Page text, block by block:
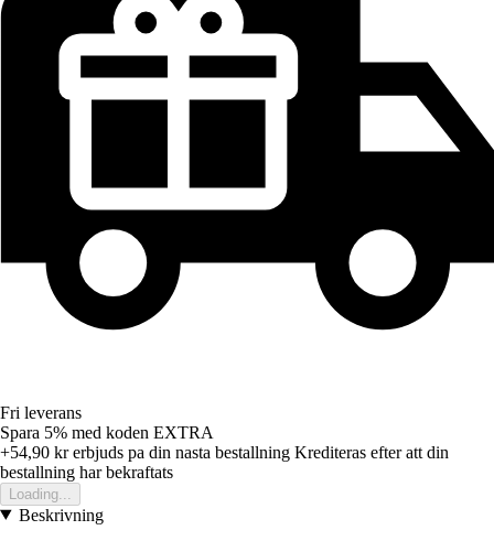
Fri leverans
Spara 5% med koden EXTRA
+54,90 krerbjuds pa din nasta bestallning Krediteras efter att din
bestallning har bekraftats
Loading...
Beskrivning